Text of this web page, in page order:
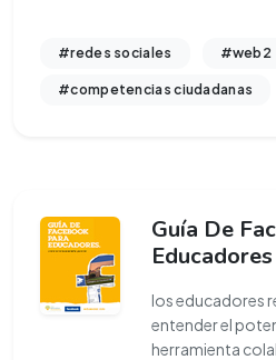
#redes sociales #web2
#competencias ciudadanas
Guía De
Educadores
los educadores
entender el
herramienta